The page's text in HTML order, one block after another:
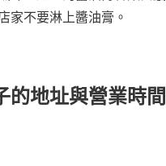
家不要淋上醬油膏。
的地址與營業時間